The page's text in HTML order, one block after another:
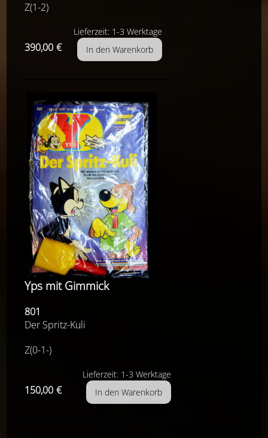
Z(1-2)
Lieferzeit: 1-3 Werktage
390,00 €
Yps mit Gimmick
801
Der Spritz-Kuli
Z(0-1-)
Lieferzeit: 1-3 Werktage
150,00 €